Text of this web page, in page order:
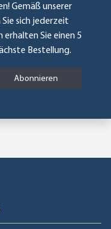
Gemäß unserer
Sie sich jederzeit
erhalten Sie einen 5
Bestellung.
Abonnieren